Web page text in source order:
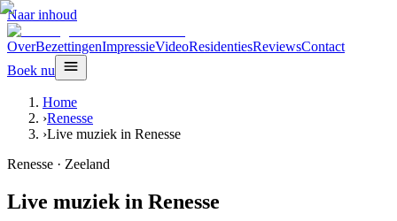
Naar inhoud
OverBezettingenImpressieVideoResidentiesReviewsContact
Boek nu
Home
›Renesse
›Live muziek in Renesse
Renesse · Zeeland
Live muziek in Renesse